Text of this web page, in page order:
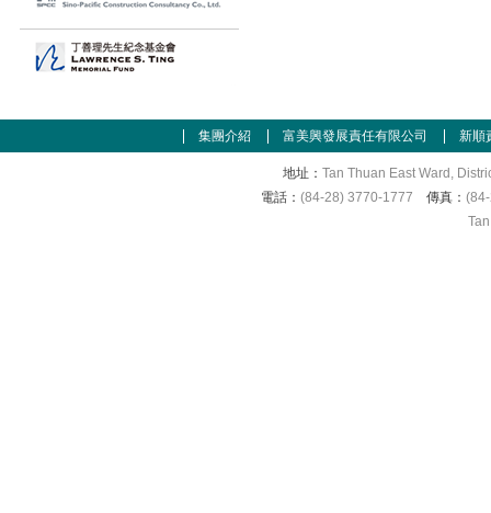
集團介紹 富美興發展責任有限公司 新順
地址： Tan Thuan East Ward,
電話： (84-28) 3770-1777 傳真：